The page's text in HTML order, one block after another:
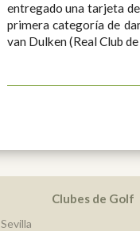
entregado una tarjeta
primera categoría de
van Dulken (Real Club
Clubes de Golf
Sevilla